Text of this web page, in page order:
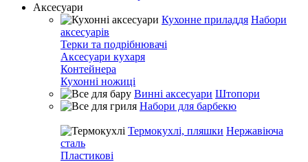
Аксесуари
Кухонне приладдя Набори
аксесуарів
Терки та подрібнювачі
Аксесуари кухаря
Контейнера
Кухонні ножиці
Винні аксесуари Штопори
Набори для барбекю
Термокухлі, пляшки Нержавіюча
сталь
Пластикові